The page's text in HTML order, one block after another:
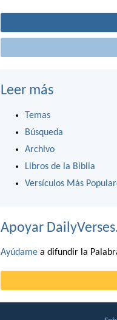
Leer más
Temas
Búsqueda
Archivo
Libros de la Biblia
Versículos Más
Apoyar
Ayúdame a difundir la